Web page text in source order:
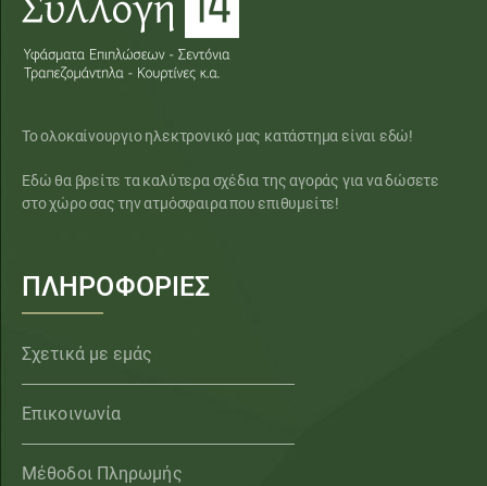
Το ολοκαίνουργιο ηλεκτρονικό μας κατάστημα είναι εδώ!
Εδώ θα βρείτε τα καλύτερα σχέδια της αγοράς για να δώσετε
στο χώρο σας την ατμόσφαιρα που επιθυμείτε!
ΠΛΗΡΟΦΟΡΙΕΣ
Σχετικά με εμάς
Επικοινωνία
Μέθοδοι Πληρωμής